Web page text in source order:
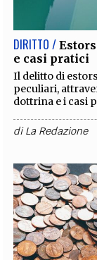
DIRITTO /
e casi pratici
Il delitto di
peculiari,
dottrina e i casi
diLa Redazione